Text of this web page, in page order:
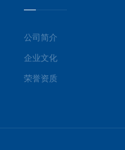
公司简介
企业文化
荣誉资质